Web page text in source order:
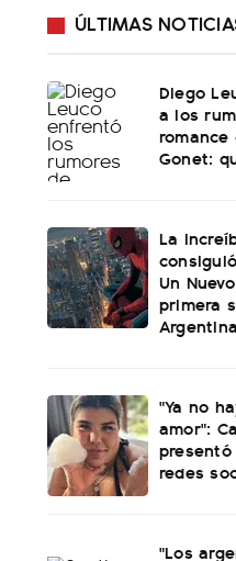
ÚLTIMAS
Diego
a los
romance
Gonet:
La
Un
primera
"Ya no
amor":
redes
"Los